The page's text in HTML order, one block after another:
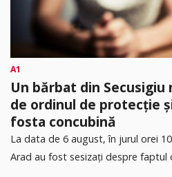
A1
Un bărbat din
de ordinul de protecție
fosta concubină
​La data de 6 august, în jurul orei
Arad au fost sesizați despre faptul